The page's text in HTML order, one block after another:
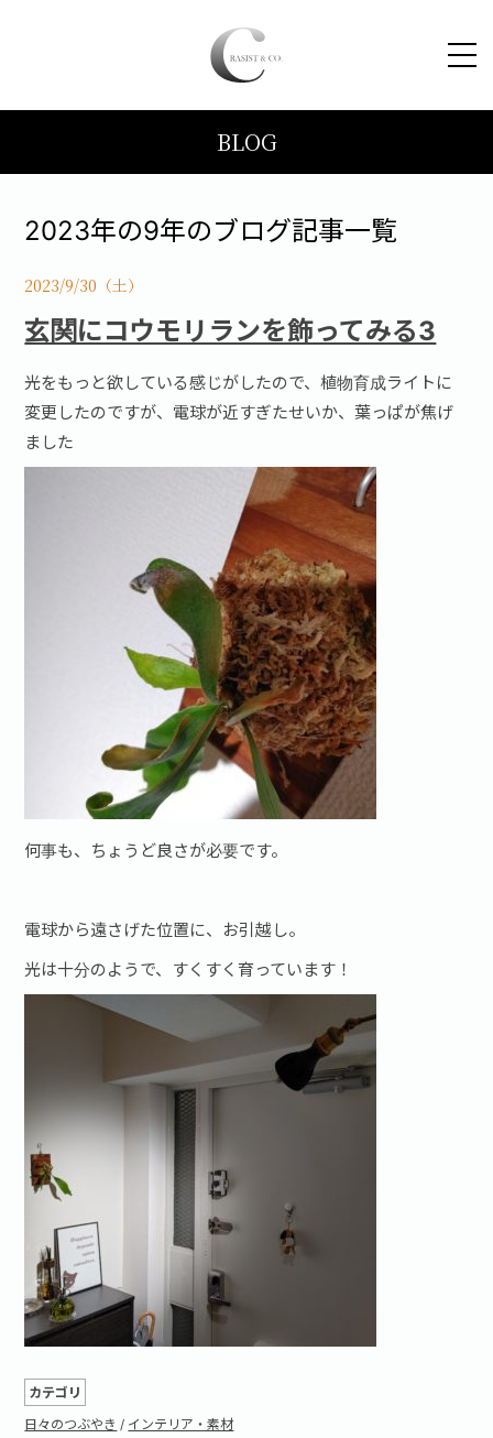
コンセプト
トピックス
施工事例
ブログ
お問い合わせ·資料請求
BLOG
2023年の9年のブログ記事一覧
2023/9/30（土）
玄関にコウモリランを飾ってみる3
光をもっと欲している感じがしたので、植物育成ライトに
変更したのですが、電球が近すぎたせいか、葉っぱが焦げ
ました
何事も、ちょうど良さが必要です。
電球から遠さげた位置に、お引越し。
光は十分のようで、すくすく育っています！
カテゴリ
日々のつぶやき / インテリア・素材